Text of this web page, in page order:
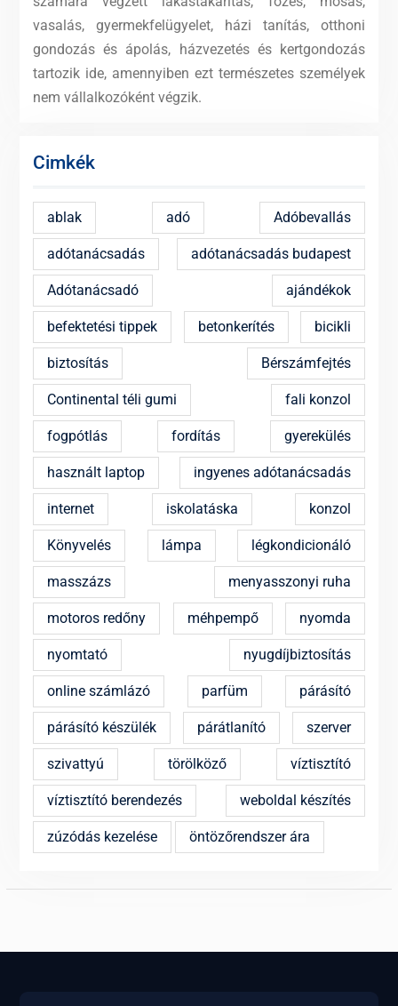
vasalás, gyermekfelügyelet, házi tanítás, otthoni
gondozás és ápolás, házvezetés és kertgondozás
tartozik ide, amennyiben ezt természetes személyek
nem vállalkozóként végzik.
Cimkék
ablak adó Adóbevallás
adótanácsadás adótanácsadás budapest
Adótanácsadó ajándékok
befektetési tippek betonkerítés bicikli
biztosítás Bérszámfejtés
Continental téli gumi fali konzol
fogpótlás fordítás gyerekülés
használt laptop ingyenes adótanácsadás
internet iskolatáska konzol
Könyvelés lámpa légkondicionáló
masszázs menyasszonyi ruha
motoros redőny méhpempő nyomda
nyomtató nyugdíjbiztosítás
online számlázó parfüm párásító
párásító készülék párátlanító szerver
szivattyú törölköző víztisztító
víztisztító berendezés weboldal készítés
zúzódás kezelése öntözőrendszer ára